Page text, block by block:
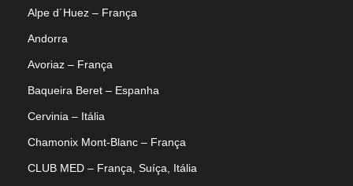
Alpe d´Huez – França
Andorra
Avoriaz – França
Baqueira Beret – Espanha
Cervinia – Itália
Chamonix Mont-Blanc – França
CLUB MED – França, Suíça, Itália